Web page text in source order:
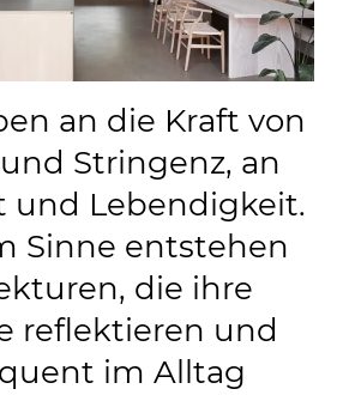
an die Kraft von
Stringenz, an
und Lebendigkeit.
Sinne entstehen
die ihre
reflektieren und
im Alltag